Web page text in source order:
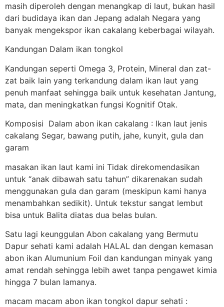
masih diperoleh dengan menangkap di laut, bukan hasil
dari budidaya ikan dan Jepang adalah Negara yang
banyak mengekspor ikan cakalang keberbagai wilayah.
Kandungan Dalam ikan tongkol
Kandungan seperti Omega 3, Protein, Mineral dan zat-
zat baik lain yang terkandung dalam ikan laut yang
penuh manfaat sehingga baik untuk kesehatan Jantung,
mata, dan meningkatkan fungsi Kognitif Otak.
Komposisi Dalam abon ikan cakalang : Ikan laut jenis
cakalang Segar, bawang putih, jahe, kunyit, gula dan
garam
masakan ikan laut kami ini Tidak direkomendasikan
untuk “anak dibawah satu tahun” dikarenakan sudah
menggunakan gula dan garam (meskipun kami hanya
menambahkan sedikit). Untuk tekstur sangat lembut
bisa untuk Balita diatas dua belas bulan.
Satu lagi keunggulan Abon cakalang yang Bermutu
Dapur sehati kami adalah HALAL dan dengan kemasan
abon ikan Alumunium Foil dan kandungan minyak yang
amat rendah sehingga lebih awet tanpa pengawet kimia
hingga 7 bulan lamanya.
macam macam abon ikan tongkol dapur sehati :